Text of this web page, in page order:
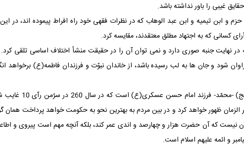
غیبی را باور نداشته باشد.
و ابن تیمیه و ابن عبد الوهاب که در نظرات فقهی خود راه افراط پیموده ‏اند، در
کسانی که به اجتهاد مطلق معتقدند، مقایسه کرد.
نهایت جنبه صوری دارد و نمی‏ توان آن را در حقیقت منشأ اختلاف اساسی تلقی
شود و جان ها به لب رسیده باشد، از خاندان نبوّت و فرزندان فاطمه(ع)
شیعه معتقد
ظهور خواهد کرد و در بین مردم به بهترین نحو به حکومت خواهد پرداخت همان‏
و ائمه علیهم اسلام است.